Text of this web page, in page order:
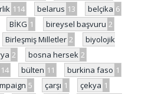
114 belarus 13 belçika 6
BİKG 1 bireysel başvuru 2
Birleşmiş Milletler 2
biyolojik
2 bosna hersek 2
14 bülten 11 burkina faso 1
5 çarşı 1 çekya 1